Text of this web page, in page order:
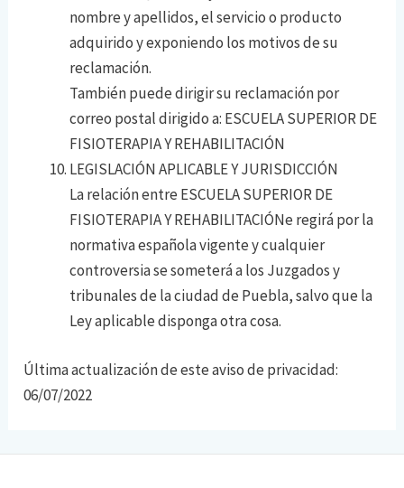
nombre y apellidos, el servicio o producto
adquirido y exponiendo los motivos de su
reclamación.
También puede dirigir su reclamación por
correo postal dirigido a: ESCUELA SUPERIOR DE
FISIOTERAPIA Y REHABILITACIÓN
LEGISLACIÓN APLICABLE Y JURISDICCIÓN
La relación entre ESCUELA SUPERIOR DE
FISIOTERAPIA Y REHABILITACIÓNe regirá por la
normativa española vigente y cualquier
controversia se someterá a los Juzgados y
tribunales de la ciudad de Puebla, salvo que la
Ley aplicable disponga otra cosa.
Última actualización de esteaviso de privacidad:
06/07/2022